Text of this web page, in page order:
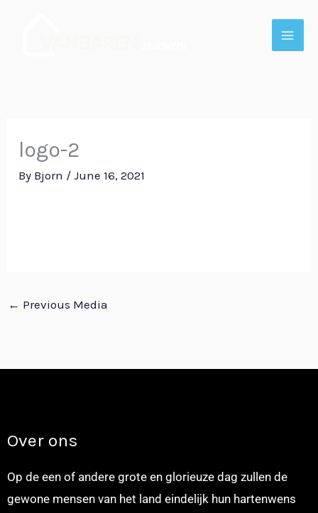
logo-2
By Bjorn /June 16, 2021
← Previous Media
Over ons
Op de een of andere grote en glorieuze dag zullen de
gewone mensen van het land eindelijk hun hartenwens